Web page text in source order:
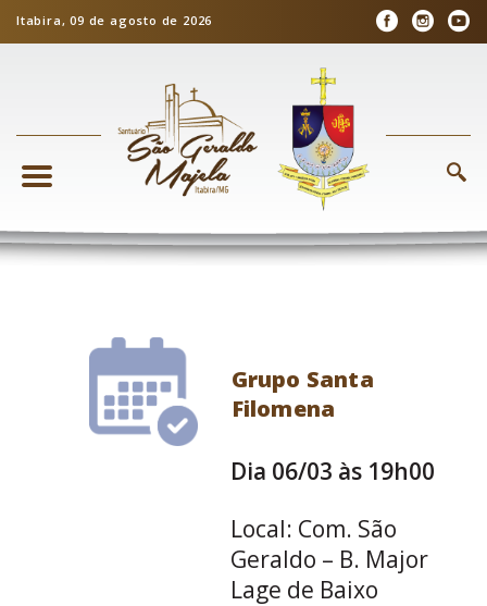
Itabira, 09 de agosto de 2026
Grupo Santa
Filomena
Dia 06/03 às 19h00
Local: Com. São
Geraldo – B. Major
Lage de Baixo